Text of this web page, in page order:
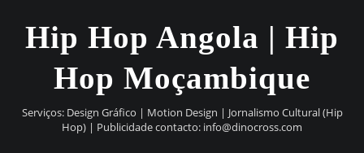
Hip Hop Angola | Hip
Hop Moçambique
Serviços: Design Gráfico | Motion Design | Jornalismo Cultural (Hip
Hop) | Publicidade contacto: info@dinocross.com